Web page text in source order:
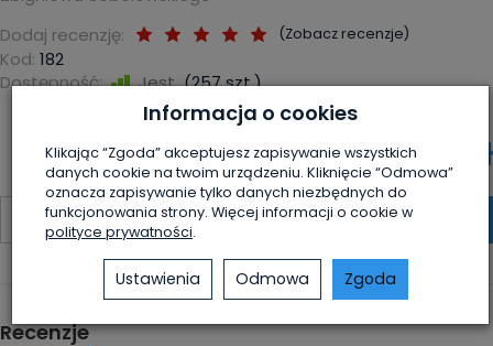
Dodaj recenzję:
(Zobacz recenzje)
Kod: 182
Dostępność:
Jest(257szt.)
7,00 zł
szt. dodaj do koszyka
Recenzje
Informacja o cookies
Klikając “Zgoda” akceptujesz zapisywanie wszystkich
danych cookie na twoim urządzeniu. Kliknięcie “Odmowa”
oznacza zapisywanie tylko danych niezbędnych do
funkcjonowania strony. Więcej informacji o cookie w
polityce prywatności.
Ustawienia Odmowa Zgoda